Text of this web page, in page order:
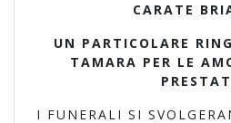
CARATE
UN PARTICOLARE
TAMARA PER LE
I FUNERALI SI